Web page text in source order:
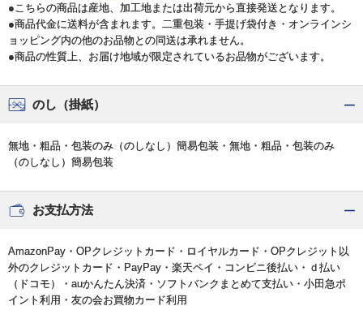
●こちらの商品は産地、加工地または出荷元から直接発送となります。
●商品代金に送料が含まれます。二重包装・手提げ袋付き・オンラインシ
ョッピング内の他のお品物との同送は承れません。
●商品の性質上、お届け地域が限定されているお品物がございます。
のし（掛紙）
無地・粗品・包装のみ（のしなし）簡易包装・無地・粗品・包装のみ
（のしなし）簡易包装
お支払方法
AmazonPay・OPクレジットカード・ロイヤルカード・OPクレジット以
外のクレジットカード・PayPay・楽天ペイ・コンビニ後払い・ｄ払い
（ドコモ）・auかんたん決済・ソフトバンクまとめて支払い・小田急ポ
イント利用・友の会お買物カード利用